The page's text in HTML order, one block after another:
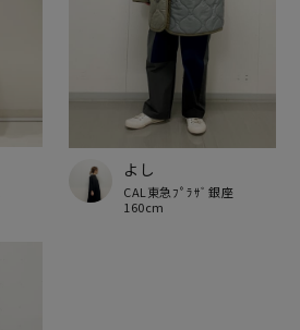
よし
CAL東急ﾌﾟﾗｻﾞ銀座
160cm